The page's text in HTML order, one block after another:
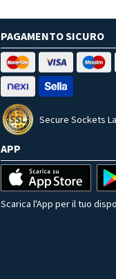
PAGAMENTO SICURO
Secure Sockets
APP
Scarica l'App per il tuo